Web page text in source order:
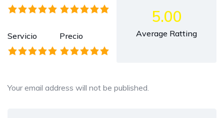
Servicio Precio
5.00
Average Ratting
Your email address will not be published.